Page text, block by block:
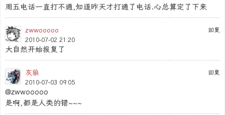
周五电话一直打不通,知道昨天才打通了电话.心总算定了下来
回复
zwwooooo
2010-07-02 21:20
大自然开始报复了
回复
灰狼
2010-07-03 09:05
@zwwooooo
是啊,都是人类的错~~~